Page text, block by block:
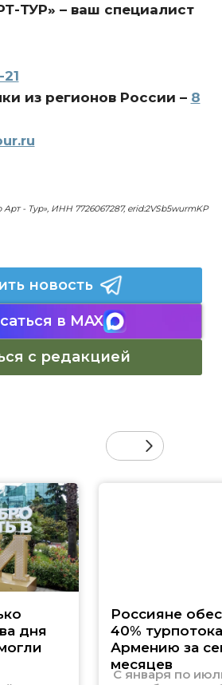
ТУР» – ваш специалист
из регионов России – 8
- Тур», ИНН 7726067287, erid:2VSb5wurmKP
новость
в MAX
с редакцией
дня
Россияне
40%
Армению за
месяцев
С января по